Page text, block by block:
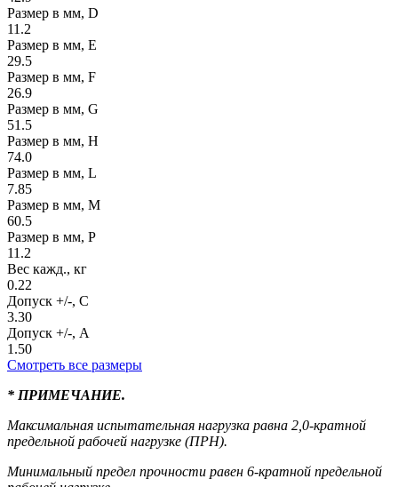
Размер в мм, D
11.2
Размер в мм, E
29.5
Размер в мм, F
26.9
Размер в мм, G
51.5
Размер в мм, H
74.0
Размер в мм, L
7.85
Размер в мм, M
60.5
Размер в мм, P
11.2
Вес кажд., кг
0.22
Допуск +/-, C
3.30
Допуск +/-, A
1.50
Смотреть все размеры
* ПРИМЕЧАНИЕ.
Максимальная испытательная нагрузка равна 2,0-кратной
предельной рабочей нагрузке (ПРН).
Минимальный предел прочности равен 6-кратной предельной